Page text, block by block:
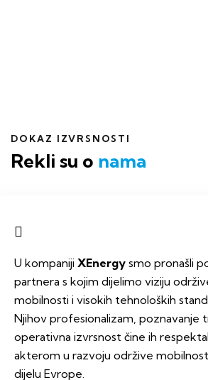
DOKAZ IZVRSNOSTI
Rekli su o nama
U kompaniji XEnergy smo pronašli
partnera s kojim dijelimo viziju
mobilnosti i visokih tehnoloških
Njihov profesionalizam, poznavanje
operativna izvrsnost čine ih
akterom u razvoju održive
dijelu Evrope.